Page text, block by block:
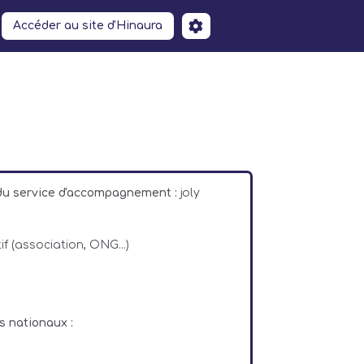
Accéder au site d'Hinaura
service d'accompagnement : joly
(association, ONG...)
nationaux :